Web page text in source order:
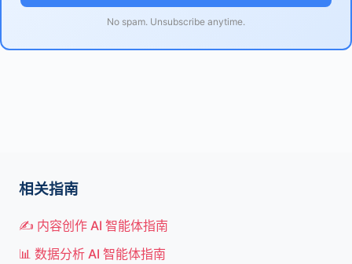
No spam. Unsubscribe anytime.
相关指南
✍️ 内容创作 AI 智能体指南
📊 数据分析 AI 智能体指南